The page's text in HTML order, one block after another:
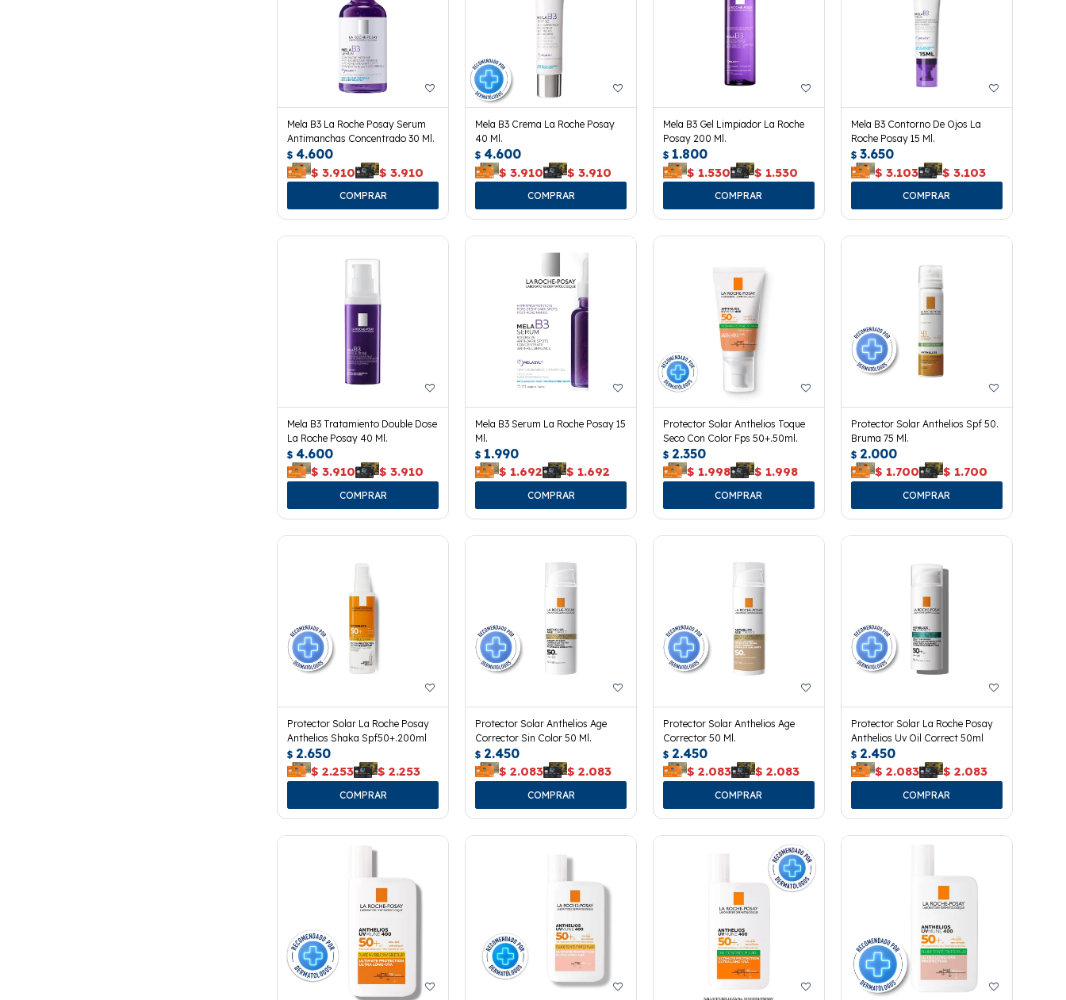
Mela B3 La Roche Posay Serum
Antimanchas Concentrado 30 Ml.
$ 4.600
$ 3.910 $ 3.910
Mela B3 Crema La Roche Posay
40 Ml.
$ 4.600
$ 3.910 $ 3.910
Mela B3 Gel Limpiador La Roche
Posay 200 Ml.
$ 1.800
$ 1.530 $ 1.530
Mela B3 Contorno De Ojos La
Roche Posay 15 Ml.
$ 3.650
$ 3.103 $ 3.103
Mela B3 Tratamiento Double Dose
La Roche Posay 40 Ml.
$ 4.600
$ 3.910 $ 3.910
Mela B3 Serum La Roche Posay 15
Ml.
$ 1.990
$ 1.692 $ 1.692
Protector Solar Anthelios Toque
Seco Con Color Fps 50+.50ml.
$ 2.350
$ 1.998 $ 1.998
Protector Solar Anthelios Spf 50.
Bruma 75 Ml.
$ 2.000
$ 1.700 $ 1.700
Protector Solar La Roche Posay
Anthelios Shaka Spf50+.200ml
$ 2.650
$ 2.253 $ 2.253
Protector Solar Anthelios Age
Corrector Sin Color 50 Ml.
$ 2.450
$ 2.083 $ 2.083
Protector Solar Anthelios Age
Corrector 50 Ml.
$ 2.450
$ 2.083 $ 2.083
Protector Solar La Roche Posay
Anthelios Uv Oil Correct 50ml
$ 2.450
$ 2.083 $ 2.083